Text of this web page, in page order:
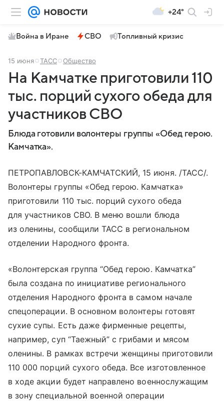
+24°
Война в Иране СВО Топливный кризис
15 июня ТАСС Общество
На Камчатке приготовили 110
тыс. порций сухого обеда для
участников СВО
Блюда готовили волонтеры группы «Обед герою.
Камчатка».
ПЕТРОПАВЛОВСК-КАМЧАТСКИЙ, 15 июня. /ТАСС/.
Волонтеры группы «Обед герою. Камчатка»
приготовили 110 тыс. порций сухого обеда
для участников СВО. В меню вошли блюда
из оленины, сообщили ТАСС в региональном
отделении Народного фронта.
«Волонтерская группа “Обед герою. Камчатка”
была создана по инициативе регионального
отделения Народного фронта в самом начале
спецоперации. В основном волонтеры готовят
сухие супы. Есть даже фирменные рецепты,
например, суп “Таежный” с грибами и мясом
оленины. В рамках встречи женщины приготовили
110 000 порций сухого обеда. Все изготовленное
в ходе акции будет направлено военнослужащим
в зону специальной военной операции